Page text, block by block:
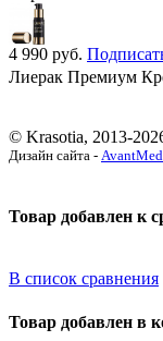
4 990 руб.
Лиерак Премиум
© Krasotia, 2013-
Дизайн сайта -
Товар добавлен к
В список сравнения
Товар добавлен в